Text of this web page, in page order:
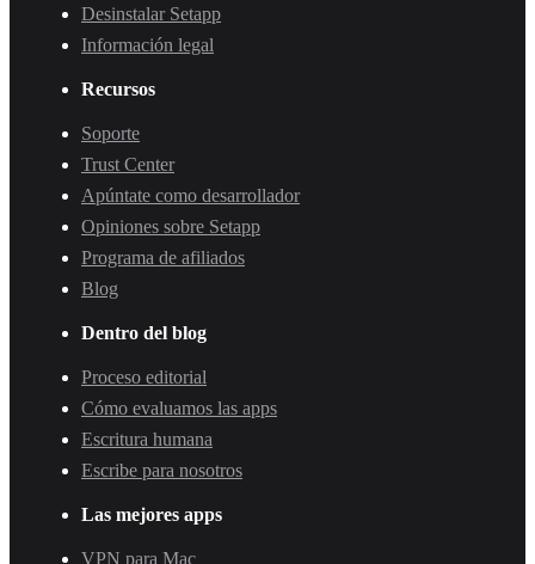
Desinstalar Setapp
Información legal
Recursos
Soporte
Trust Center
Apúntate como desarrollador
Opiniones sobre Setapp
Programa de afiliados
Blog
Dentro del blog
Proceso editorial
Cómo evaluamos las apps
Escritura humana
Escribe para nosotros
Las mejores apps
VPN para Mac